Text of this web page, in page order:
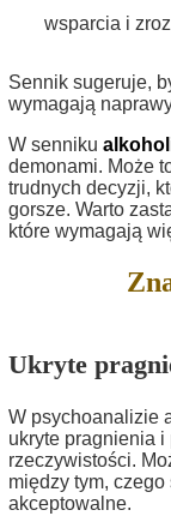
wsparcia i
Sennik sugeruje,
wymagają
W senniku
demonami. Może
trudnych decyzji,
gorsze. Warto
które wymagają
Ukryte
W psychoanalizie
ukryte pragnienia i
rzeczywistości.
między tym,
akceptowalne.